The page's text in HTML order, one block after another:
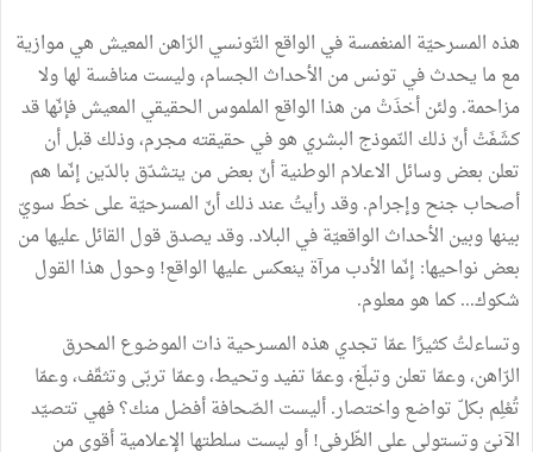
هذه المسرحيّة المنغمسةفي الواقع التّونسي الرّاهن المعيش هيموازية
معما يحدثفي تونسمن الأحداث الجسام،وليستمنافسة لهاولا
مزاحمة.ولئنأخذَتْمن هذا الواقع الملموس الحقيقي المعيشفإنّهاقد
كشَفَتْأنّذلك النّموذج البشري هوفيحقيقتهمجرم،وذلكقبلأن
تعلن بعضوسائل الاعلام الوطنيةأنّ بعضمن يتشدّق بالدّين إنّما هم
أصحابجنحوإجرام.وقدرأيتُعندذلكأنّ المسرحيّةعلىخطّ سويّ
بينهاوبين الأحداث الواقعيّةفي البلاد.وقديصدققول القائلعليهامن
بعض نواحيها: إنّما الأدبمرآة ينعكسعليها الواقع!وحول هذا القول
شكوك...كما هومعلوم.
وتساءلتُكثيرًاعمّا تجدي هذه المسرحيةذات الموضوع المحرق
الرّاهن،وعمّا تعلنوتبلّغ،وعمّا تفيدوتحيط،وعمّا تربّىوتثقّف،وعمّا
تُعْلِم بكلّ تواضعواختصار.أليست الصّحافةأفضلمنك؟فهي تتصيّد
الآنيّوتستوليعلى الظّرفي!أوليست سلطتها الإعلاميةأقوىمن